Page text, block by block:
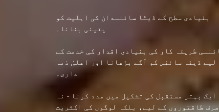
بنیادی سطح کے ڈیٹا سائنسدان کی اہلیت کو
یقینی بنانا۔
طریقہ کار کی بنیادی اقدار کی خدمت کے
لیے ڈیٹا سائنس کو آگے بڑھانا اور اعلیٰ ذمہ
داری۔
ایک بہتر مستقبل کی تشکیل میں مدد کرنا - نہ
صرف طاقتوروں کے لیے، بلکہ لوگوں کی اکثریت